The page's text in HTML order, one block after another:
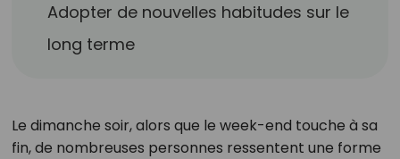
Adopter de nouvelles habitudes sur le
long terme
Le dimanche soir, alors que le week-end touche à sa
fin, de nombreuses personnes ressentent une forme